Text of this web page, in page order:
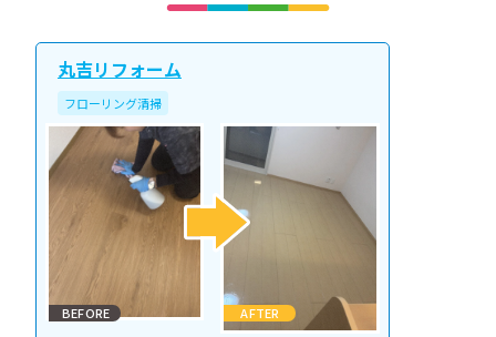
丸吉リフォーム
フローリング清掃
BEFORE AFTER